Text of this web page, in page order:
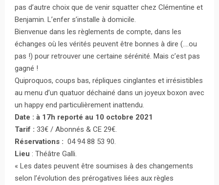
pas d’autre choix que de venir squatter chez Clémentine et
Benjamin. L’enfer s’installe à domicile.
Bienvenue dans les règlements de compte, dans les
échanges où les vérités peuvent être bonnes à dire (….ou
pas !) pour retrouver une certaine sérénité. Mais c’est pas
gagné !
Quiproquos, coups bas, répliques cinglantes et irrésistibles
au menu d’un quatuor déchainé dans un joyeux boxon avec
un happy end particulièrement inattendu.
Date : à 17h reporté au 10 octobre 2021
Tarif : 33€ / Abonnés & CE 29€.
Réservations : 04 94 88 53 90.
Lieu : Théâtre Galli.
« Les dates peuvent être soumises à des changements
selon l’évolution des prérogatives liées aux règles